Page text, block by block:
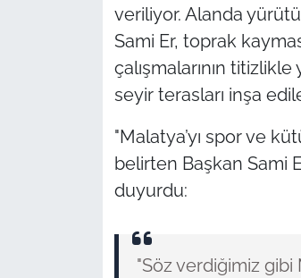
veriliyor. Alanda
Sami Er, toprak
çalışmalarının
seyir terasları inşa
"Malatya’yı spor ve
belirten Başkan Sami
duyurdu:
"Söz verdiğimiz gibi